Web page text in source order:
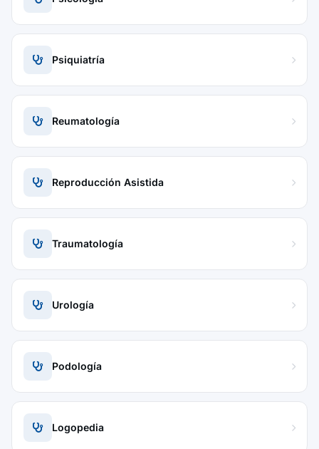
Psiquiatría
Reumatología
Reproducción Asistida
Traumatología
Urología
Podología
Logopedia